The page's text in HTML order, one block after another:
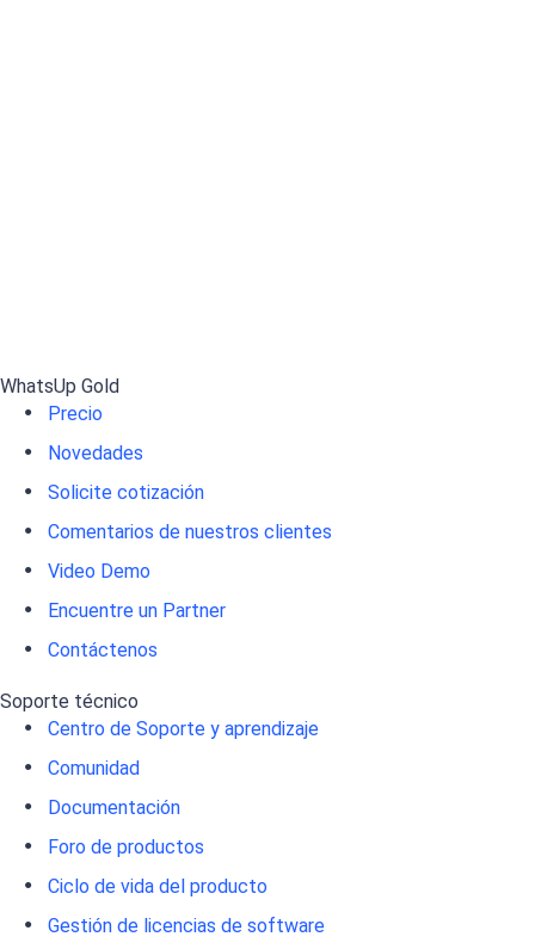
WhatsUp Gold
Precio
Novedades
Solicite cotización
Comentarios de nuestros clientes
Video Demo
Encuentre un Partner
Contáctenos
Soporte técnico
Centro de Soporte y aprendizaje
Comunidad
Documentación
Foro de productos
Ciclo de vida del producto
Gestión de licencias de software